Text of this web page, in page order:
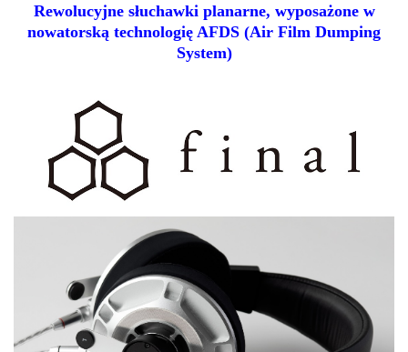
Rewolucyjne słuchawki planarne, wyposażone w
nowatorską technologię AFDS (Air Film Dumping
System)